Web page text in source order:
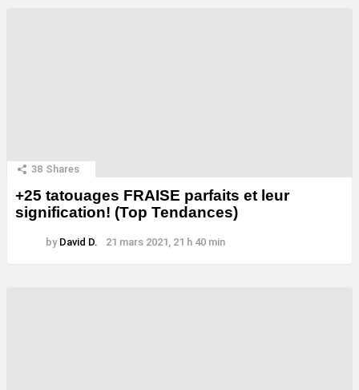
38 Shares
+25 tatouages ​​FRAISE parfaits et leur
signification! (Top Tendances)
by David D. 21 mars 2021, 21 h 40 min